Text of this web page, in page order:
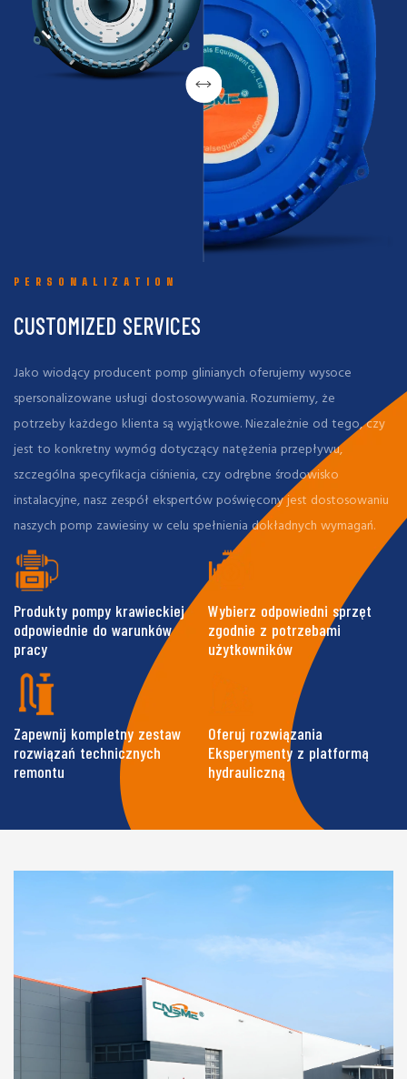
ścieranie i charakterystykę
dużych przepływów
działanie systemu i
skracanie przestoju
PERSONALIZATION
CUSTOMIZED SERVICES
Jako wiodący producent pomp glinianych oferujemy wysoce
spersonalizowane usługi dostosowywania. Rozumiemy, że
potrzeby każdego klienta są wyjątkowe. Niezależnie od tego, czy
jest to konkretny wymóg dotyczący natężenia przepływu,
szczególna specyfikacja ciśnienia, czy odrębne środowisko
instalacyjne, nasz zespół ekspertów poświęcony jest dostosowaniu
naszych pomp zawiesiny w celu spełnienia dokładnych wymagań.
Produkty pompy krawieckiej
odpowiednie do warunków
pracy
Wybierz odpowiedni sprzęt
zgodnie z potrzebami
użytkowników
Zapewnij kompletny zestaw
rozwiązań technicznych
remontu
Oferuj rozwiązania
Eksperymenty z platformą
hydrauliczną